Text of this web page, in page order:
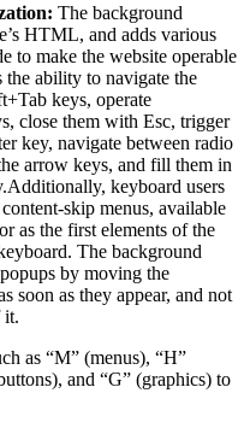
The background
HTML, and adds various
to make the website operable
ability to navigate the
keys, operate
close them with Esc, trigger
key, navigate between radio
arrow keys, and fill them in
keyboard users
skip menus, available
as the first elements of the
The background
by moving the
soon as they appear, and not
it.
as “M” (menus), “H”
and “G” (graphics) to